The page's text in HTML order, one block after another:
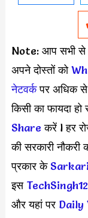
Note: आप सभी से
अपने दोस्तों को
नेटवर्कपर अधिक
किसी का फायदा
Shareकरें l हर
की सरकारी नौकरी
प्रकार के
इस
और यहां पर